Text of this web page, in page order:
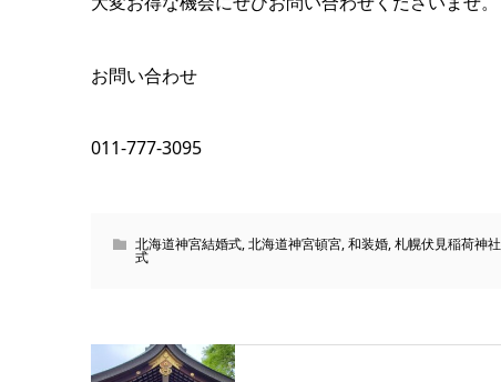
お問い合わせ
011-777-3095
北海道神宮結婚式,北海道神宮頓宮,和装婚,札幌伏見稲荷神社
式